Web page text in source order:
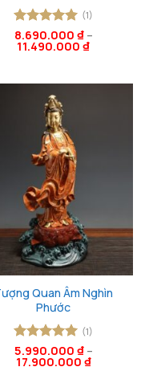
Được xếp
hạng55
(1)
8.690.000 ₫–
11.490.000 ₫
Quan Âm Nghìn
Phước
Được xếp
hạng55
(1)
5.990.000 ₫–
17.900.000 ₫